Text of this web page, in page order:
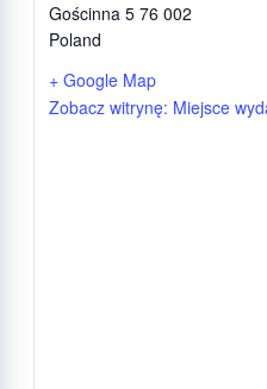
Gościnna 5 76 002
Poland
+ Google Map
Zobacz witrynę: Miejsce